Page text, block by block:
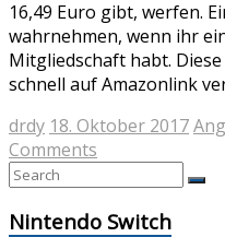
16,49 Euro gibt, werfen.
wahrnehmen, wenn ihr
Mitgliedschaft habt.
schnell auf Amazonlink
drdy 18. Oktober 2017
Comments
Nintendo Switch